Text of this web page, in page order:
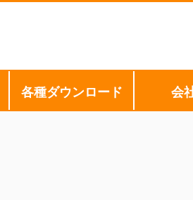
各種ダウンロード 会